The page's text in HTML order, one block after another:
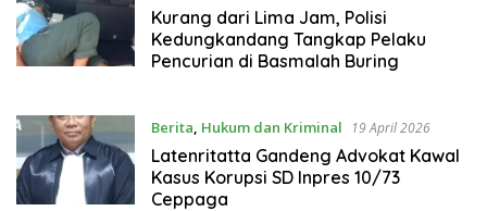
2026
Kurang dari Lima Jam, Polisi
Kedungkandang Tangkap Pelaku
Pencurian di Basmalah Buring
Berita Hukum dan Kriminal 19 April 2026
Latenritatta Gandeng Advokat Kawal
Kasus Korupsi SD Inpres 10/73
Ceppaga